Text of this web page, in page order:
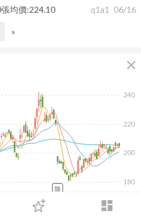
dashboard
登入
均價:224.10
q1a1 06/16
»
close
2026/05/26 2026/07/14
180
200
220
240
除